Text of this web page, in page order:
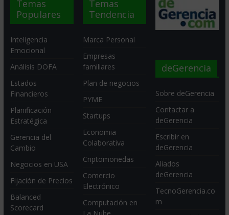
Temas
Populares
Inteligencia
Emocional
Análisis DOFA
Estados
Financieros
Planificación
Estratégica
Gerencia del
Cambio
Negocios en USA
Fijación de Precios
Balanced
Scorecard
Temas
Tendencia
Marca Personal
Empresas
familiares
Plan de negocios
PYME
Startups
Economia
Colaborativa
Criptomonedas
Comercio
Electrónico
Computación en
deGerencia
Sobre deGerencia
Contactar a
deGerencia
Escribir en
deGerencia
Aliados
deGerencia
TecnoGerencia.co
m